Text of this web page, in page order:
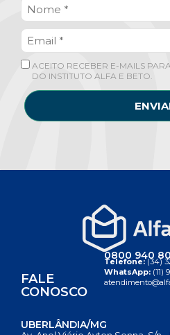
ACEITO RECEBER E-MAILS
DO INSTITUTO ALFA E BETO.
FALE
CONOSCO
0800 940
Telefone:(34)
WhatsApp: (11)
UBERLÂNDIA/MG